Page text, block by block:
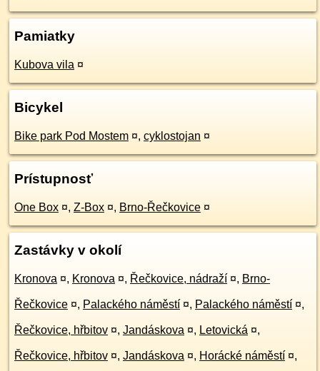
Pamiatky
Kubova vila ¤
Bicykel
Bike park Pod Mostem ¤, cyklostojan ¤
Prístupnosť
One Box ¤, Z-Box ¤, Brno-Řečkovice ¤
Zastávky v okolí
Kronova ¤, Kronova ¤, Řečkovice, nádraží ¤, Brno-
Řečkovice ¤, Palackého náměstí ¤, Palackého náměstí ¤,
Řečkovice, hřbitov ¤, Jandáskova ¤, Letovická ¤,
Řečkovice, hřbitov ¤, Jandáskova ¤, Horácké náměstí ¤,